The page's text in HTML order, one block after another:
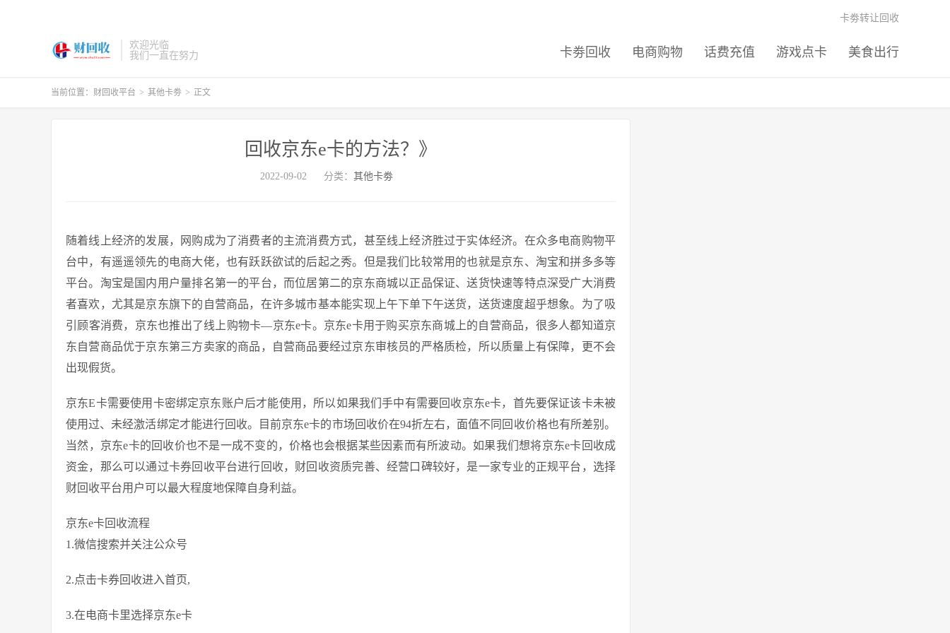
欢迎光临
我们一直在努力
卡劵回收 电商购物 话费充值 游戏点卡 美食出行
卡劵转让回收
当前位置： 财回收平台 > 其他卡劵 > 正文
回收京东e卡的方法？》
2022-09-02 分类： 其他卡劵
随着线上经济的发展，网购成为了消费者的主流消费方式，甚至线上经济胜过于实体经济。在众多电商购物平
台中，有遥遥领先的电商大佬，也有跃跃欲试的后起之秀。但是我们比较常用的也就是京东、淘宝和拼多多等
平台。淘宝是国内用户量排名第一的平台，而位居第二的京东商城以正品保证、送货快速等特点深受广大消费
者喜欢，尤其是京东旗下的自营商品，在许多城市基本能实现上午下单下午送货，送货速度超乎想象。为了吸
引顾客消费，京东也推出了线上购物卡—京东e卡。京东e卡用于购买京东商城上的自营商品，很多人都知道京
东自营商品优于京东第三方卖家的商品，自营商品要经过京东审核员的严格质检，所以质量上有保障，更不会
出现假货。
京东E卡需要使用卡密绑定京东账户后才能使用，所以如果我们手中有需要回收京东e卡，首先要保证该卡未被
使用过、未经激活绑定才能进行回收。目前京东e卡的市场回收价在94折左右，面值不同回收价格也有所差别。
当然，京东e卡的回收价也不是一成不变的，价格也会根据某些因素而有所波动。如果我们想将京东e卡回收成
资金，那么可以通过卡券回收平台进行回收，财回收资质完善、经营口碑较好，是一家专业的正规平台，选择
财回收平台用户可以最大程度地保障自身利益。
京东e卡回收流程
1.微信搜索并关注公众号
2.点击卡券回收进入首页,
3.在电商卡里选择京东e卡